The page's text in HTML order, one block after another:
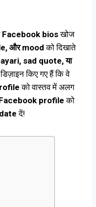
Facebook biosखोज
और moodको दिखाते
sad quote, या
किए गए हैं कि वे
को वास्तव में अलग
profile को
दें!